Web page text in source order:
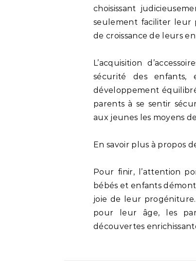
choisissant
seulement faciliter leur
de croissance de leurs
L’acquisition
sécurité des enfants,
développement
parents à se sentir
aux jeunes les moyens
En savoir plus à propos
Pour finir, l’attention
bébés et enfants
joie de leur
pour leur âge, les
découvertes